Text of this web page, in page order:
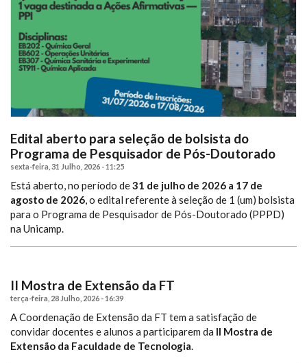
Edital aberto para seleção de bolsista do
Programa de Pesquisador de Pós-Doutorado
sexta-feira, 31 Julho, 2026 - 11:25
Está aberto, no período de31 de julho de 2026 a 17 de
agosto de 2026, o edital referente à seleção de 1 (um) bolsista
para o Programa de Pesquisador de Pós-Doutorado (PPPD)
na Unicamp.
II Mostra de Extensão da FT
terça-feira, 28 Julho, 2026 - 16:39
A Coordenação de Extensão da FT tem a satisfação de
convidar docentes e alunos a participarem da II Mostra de
Extensão da Faculdade de Tecnologia.